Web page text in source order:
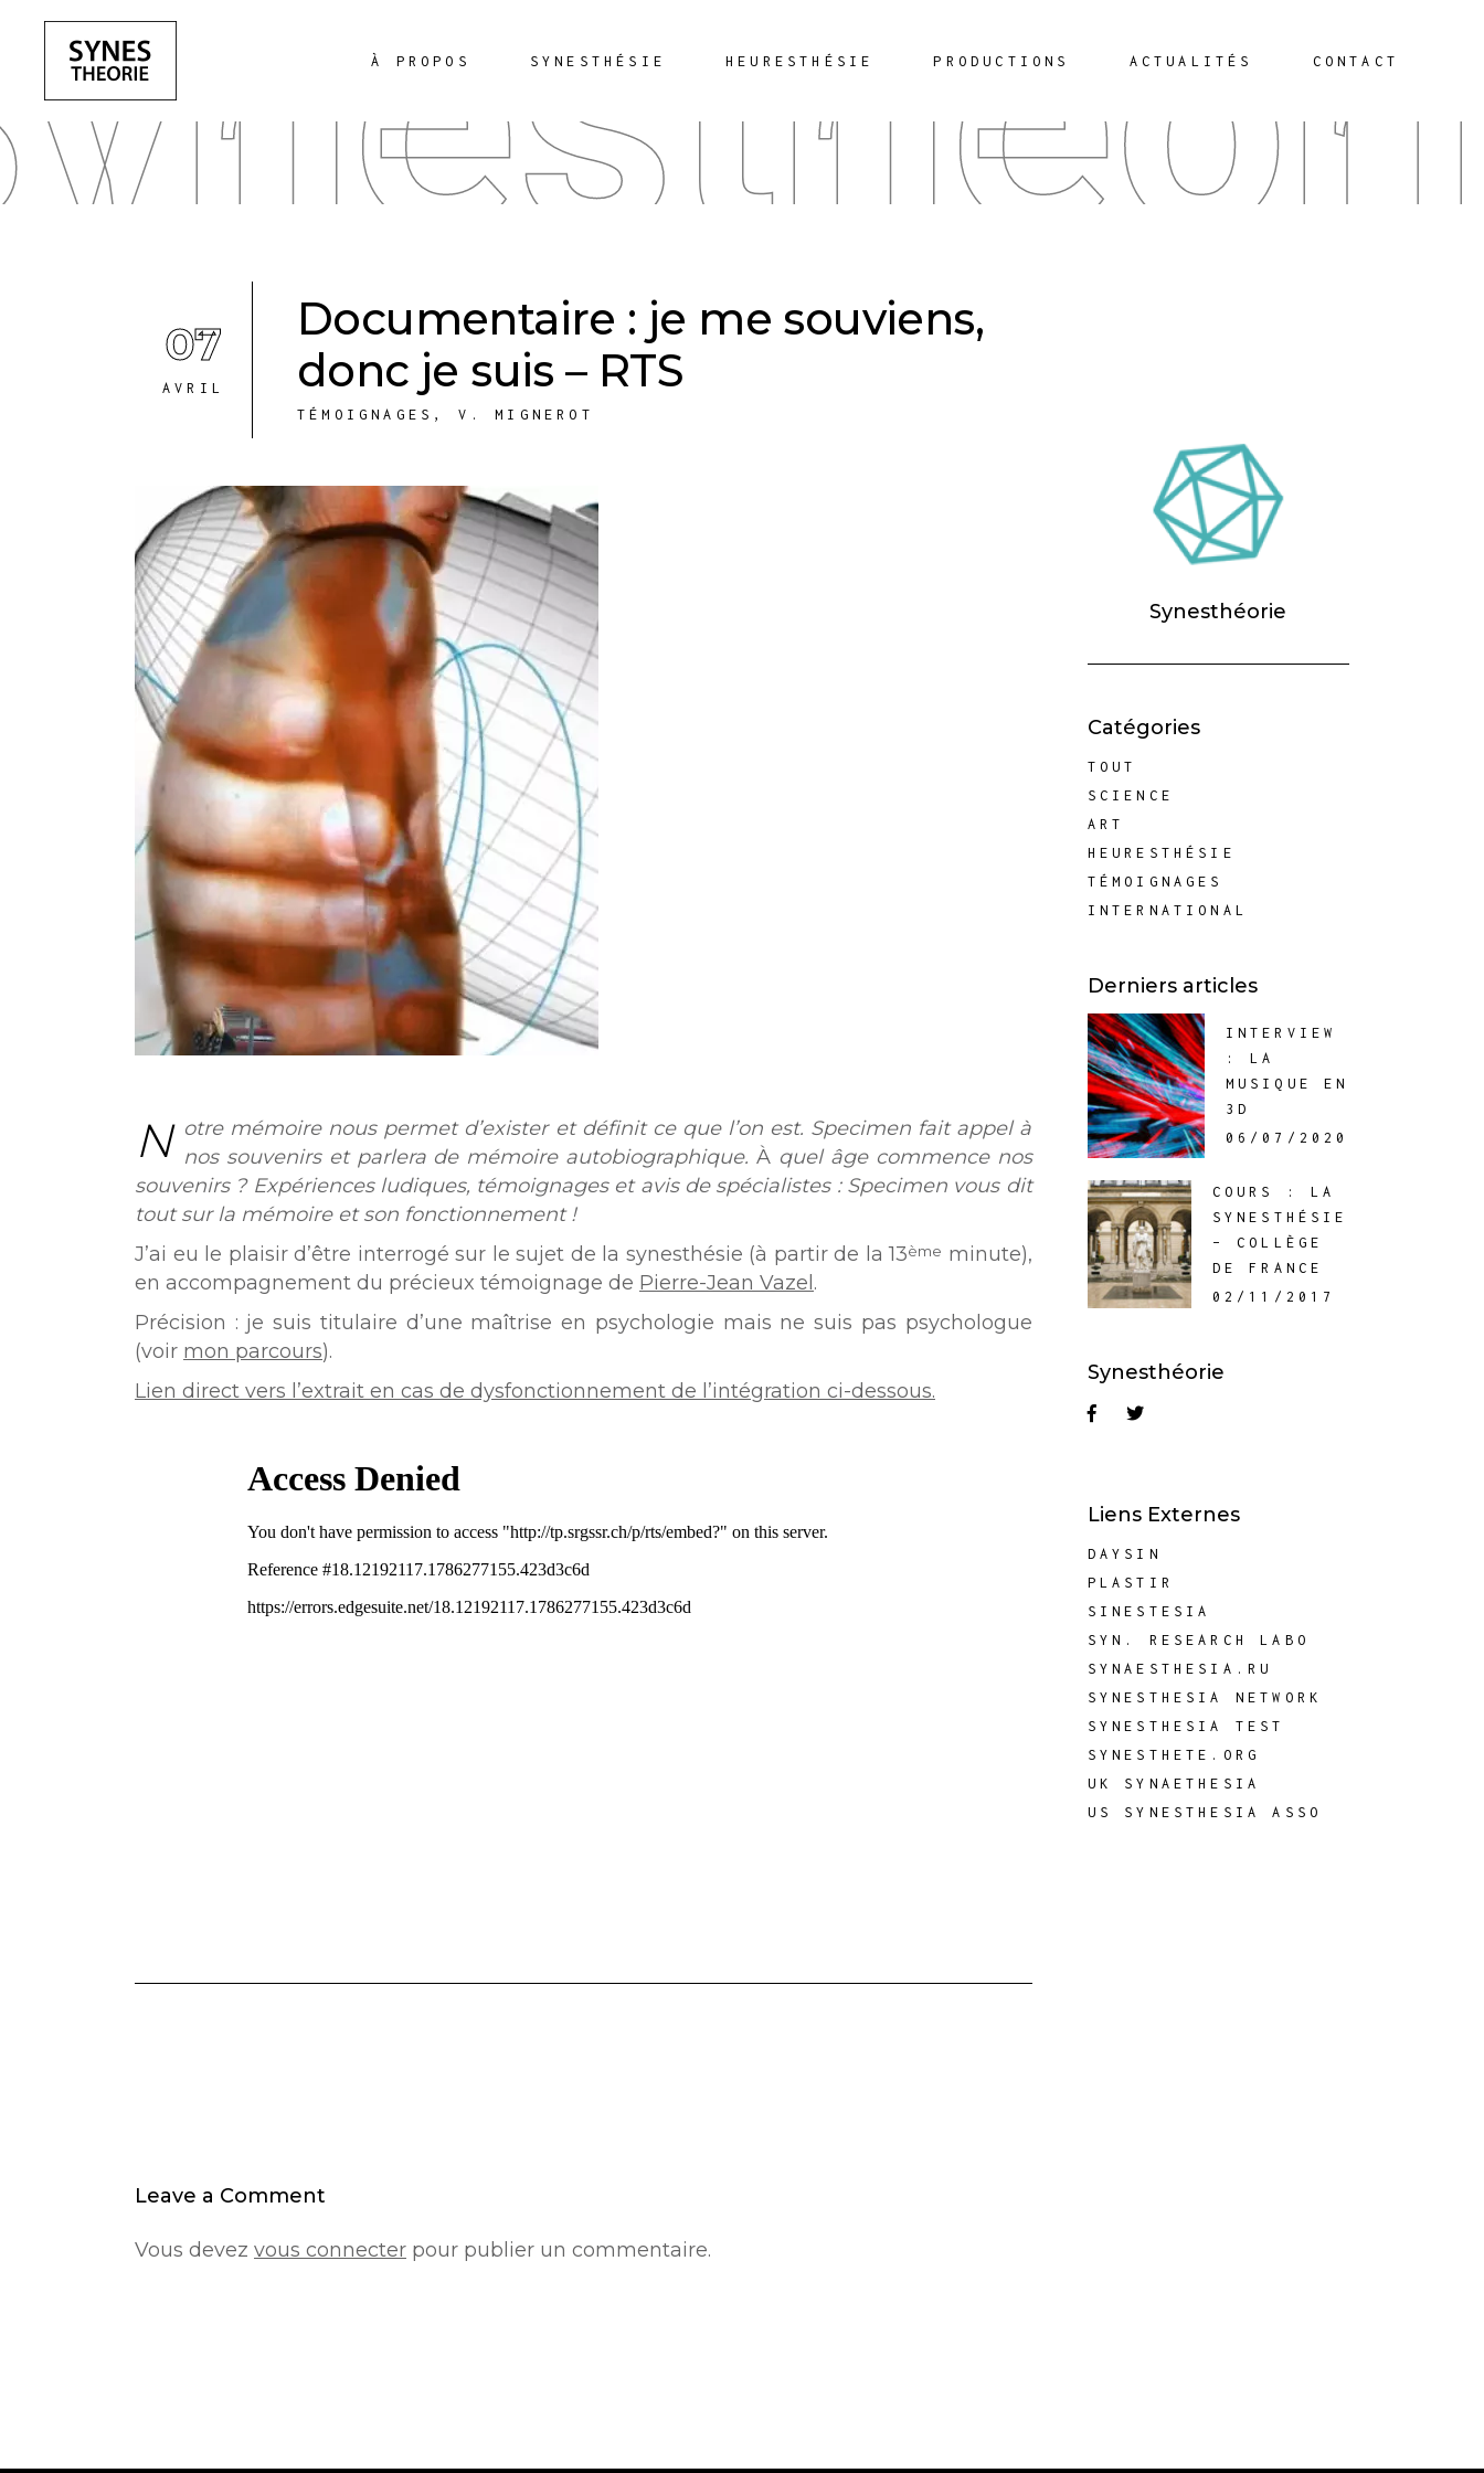
À PROPOS SYNESTHÉSIE HEURESTHÉSIE PRODUCTIONS ACTUALITÉS CONTACT
07
AVRIL
Documentaire : je me souviens,
donc je suis – RTS
TÉMOIGNAGES , V. MIGNEROT
N otre mémoire nous permet d’exister et définit ce que l’on est. Specimen fait appel à
nos souvenirs et parlera de mémoire autobiographique.À quel âge commence nos
souvenirs ? Expériences ludiques, témoignages et avis de spécialistes : Specimen vous dit
tout sur la mémoire et son fonctionnement !
J’ai eu le plaisir d’être interrogé sur le sujet de la synesthésie (à partir de la 13ème minute),
en accompagnement du précieux témoignage de Pierre-Jean Vazel .
Précision : je suis titulaire d’une maîtrise en psychologie mais ne suis pas psychologue
(voir mon parcours).
Lien direct vers l’extrait en cas de dysfonctionnement de l’intégration ci-dessous.
Leave a Comment
Vous devez vous connecter pour publier un commentaire.
Synesthéorie
Catégories
TOUT
SCIENCE
ART
HEURESTHÉSIE
TÉMOIGNAGES
INTERNATIONAL
Derniers articles
INTERVIEW
: LA
MUSIQUE EN
3D
06/07/2020
COURS : LA
SYNESTHÉSIE
– COLLÈGE
DE FRANCE
02/11/2017
Synesthéorie
Liens Externes
DAYSIN
PLASTIR
SINESTESIA
SYN. RESEARCH LABO
SYNAESTHESIA.RU
SYNESTHESIA NETWORK
SYNESTHESIA TEST
SYNESTHETE.ORG
UK SYNAETHESIA
US SYNESTHESIA ASSO